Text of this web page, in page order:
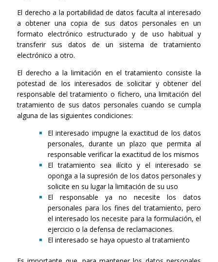
El derecho a la portabilidad de datos faculta al interesado
a obtener una copia de sus datos personales en un
formato electrónico estructurado y de uso habitual y
transferir sus datos de un sistema de tratamiento
electrónico a otro.
El derecho a la limitación en el tratamiento consiste la
potestad de los interesados de solicitar y obtener del
responsable del tratamiento o fichero, una limitación del
tratamiento de sus datos personales cuando se cumpla
alguna de las siguientes condiciones:
El interesado impugne la exactitud de los datos
personales, durante un plazo que permita al
responsable verificar la exactitud de los mismos
El tratamiento sea ilícito y el interesado se
oponga a la supresión de los datos personales y
solicite en su lugar la limitación de su uso
El responsable ya no necesite los datos
personales para los fines del tratamiento, pero
el interesado los necesite para la formulación, el
ejercicio o la defensa de reclamaciones.
El interesado se haya opuesto al tratamiento